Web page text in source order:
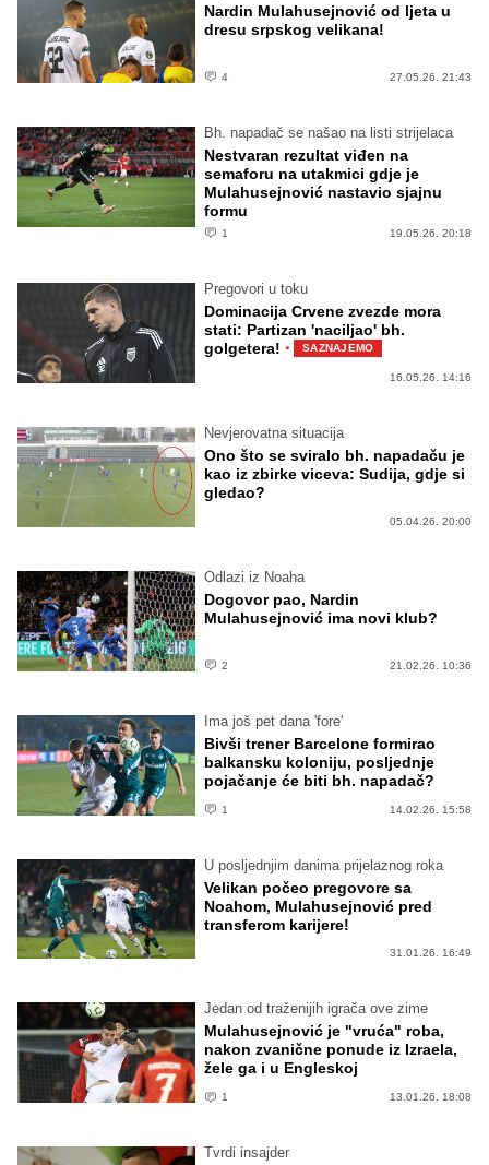
Nardin Mulahusejnović od ljeta u
dresu srpskog velikana!
4 27.05.26. 21:43
Bh. napadač se našao na listi strijelaca
Nestvaran rezultat viđen na
semaforu na utakmici gdje je
Mulahusejnović nastavio sjajnu
formu
1 19.05.26. 20:18
Pregovori u toku
Dominacija Crvene zvezde mora
stati: Partizan 'naciljao' bh.
golgetera! · SAZNAJEMO
16.05.26. 14:16
Nevjerovatna situacija
Ono što se sviralo bh. napadaču je
kao iz zbirke viceva: Sudija, gdje si
gledao?
05.04.26. 20:00
Odlazi iz Noaha
Dogovor pao, Nardin
Mulahusejnović ima novi klub?
2 21.02.26. 10:36
Ima još pet dana 'fore'
Bivši trener Barcelone formirao
balkansku koloniju, posljednje
pojačanje će biti bh. napadač?
1 14.02.26. 15:58
U posljednjim danima prijelaznog roka
Velikan počeo pregovore sa
Noahom, Mulahusejnović pred
transferom karijere!
31.01.26. 16:49
Jedan od traženijih igrača ove zime
Mulahusejnović je "vruća" roba,
nakon zvanične ponude iz Izraela,
žele ga i u Engleskoj
1 13.01.26. 18:08
Tvrdi insajder